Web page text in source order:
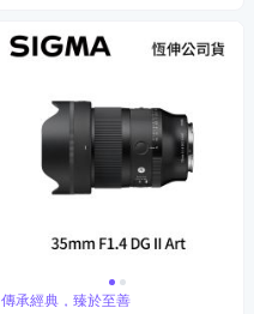
傳承經典，臻於至善